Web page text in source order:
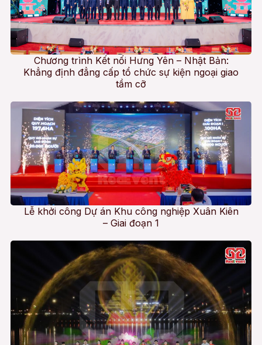
Chương trình Kết nối Hưng Yên – Nhật Bản:
Khẳng định đẳng cấp tổ chức sự kiện ngoại giao
tầm cỡ
Lễ khởi công Dự án Khu công nghiệp Xuân Kiên
– Giai đoạn 1